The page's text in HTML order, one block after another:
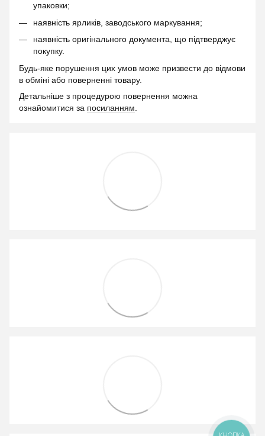
упаковки;
наявність ярликів, заводського маркування;
наявність оригінального документа, що підтверджує
покупку.
Будь-яке порушення цих умов може призвести до відмови
в обміні або поверненні товару.
Детальніше з процедурою повернення можна
ознайомитися за посиланням